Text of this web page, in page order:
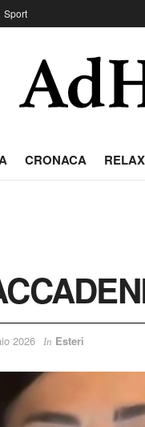
Sport
CRONACA RELAX
2026 In Esteri